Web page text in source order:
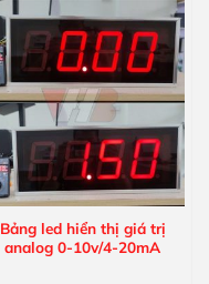
Bảng led hiển thị giá trị
analog 0-10v/4-20mA